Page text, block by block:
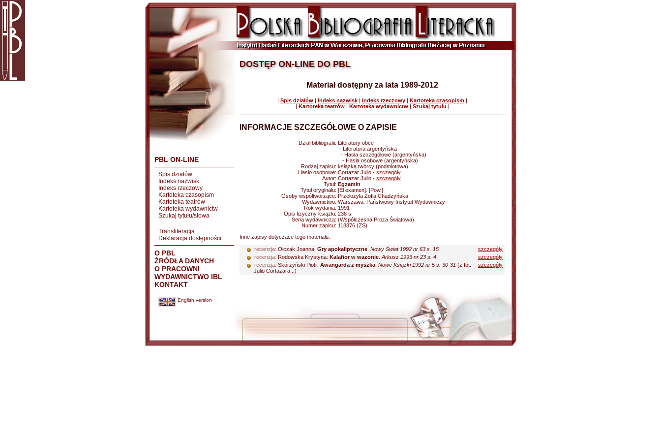
PBL ON-LINE
Spis działów
Indeks nazwisk
Indeks rzeczowy
Kartoteka czasopism
Kartoteka teatrów
Kartoteka wydawnictw
Szukaj tytułu/słowa
Transliteracja
Deklaracja dostępności
O PBL
ŹRÓDŁA DANYCH
O PRACOWNI
WYDAWNICTWO IBL
KONTAKT
English version
DOSTĘP ON-LINE DO PBL
Materiał dostępny za lata 1989-2012
| Spis działów | Indeks nazwisk | Indeks rzeczowy | Kartoteka czasopism |
| Kartoteka teatrów| Kartoteka wydawnictw| Szukaj tytułu |
INFORMACJE SZCZEGÓŁOWE O ZAPISIE
Dział bibliografii: Literatury obce
- Literatura argentyńska
- Hasła szczegółowe (argentyńska)
- Hasła osobowe (argentyńska)
Rodzaj zapisu: książka twórcy (podmiotowa)
Hasło osobowe: Cortazar Julio - szczegóły
Autor: Cortazar Julio - szczegóły
Tytuł: Egzamin
Tytuł oryginału: [El examen]. [Pow.]
Osoby współtworzące: Przełożyła Zofia Chądzyńska
Wydawnictwo: Warszawa: Państwowy Instytut Wydawniczy
Rok wydania: 1991
Opis fizyczny książki: 238 s.
Seria wydawnicza: (Współczesna Proza Światowa)
Numer zapisu: 118876 (ZS)
Inne zapisy dotyczące tego materiału:
recenzja: Olczak Joanna: Gry apokaliptyczne Nowy Świat 1992 nr 63 s. 15
szczegóły
recenzja: Rodowska Krystyna: Kalafior w wazonie Arkusz 1993 nr 23 s. 4
szczegóły
recenzja: Skórzyński Piotr: Awangarda z myszka Nowe Książki 1992 nr 5 s. 30-31 (z fot.
Julio Cortazara...)
szczegóły